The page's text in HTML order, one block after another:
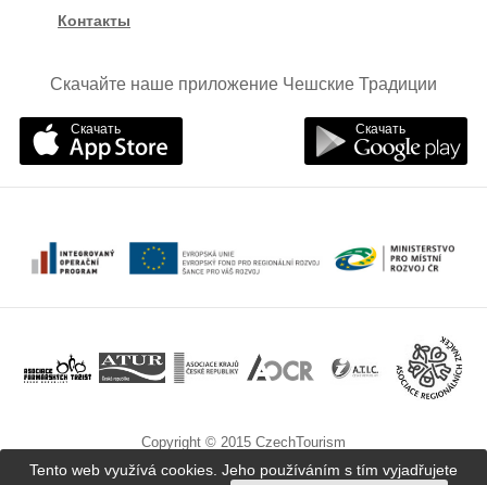
Контакты
Скачайте наше приложение Чешские Традиции
Скачать Скачать
Copyright © 2015 CzechTourism
Tento web využívá cookies. Jeho používáním s tím vyjadřujete